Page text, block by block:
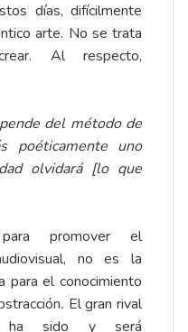
días, difícilmente
arte. No se trata
Al respecto,
del método de
poéticamente uno
olvidará [lo que
promover el
no es la
para el conocimiento
. El gran rival
sido y será